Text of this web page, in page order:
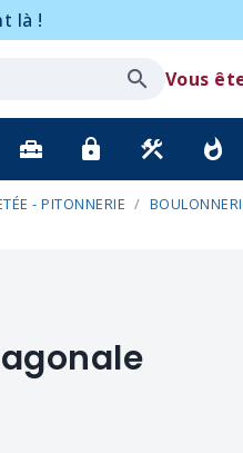
là !
Vous
home_repair_service lock construction whatshot
- PITONNERIE